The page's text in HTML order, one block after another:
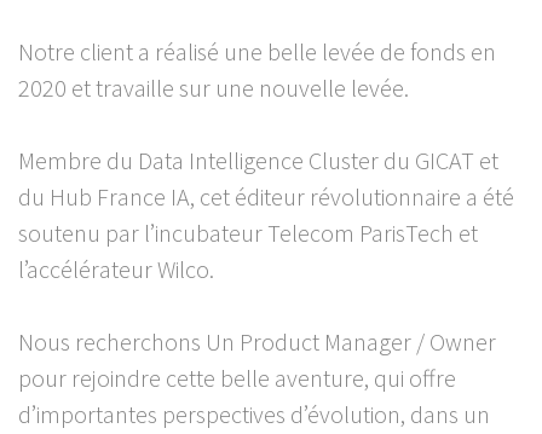
Notre client a réalisé une belle levée de fonds en
2020 et travaille sur une nouvelle levée.
Membre du Data Intelligence Cluster du GICAT et
du Hub France IA, cet éditeur révolutionnaire a été
soutenu par l’incubateur Telecom ParisTech et
l’accélérateur Wilco.
Nous recherchons Un Product Manager / Owner
pour rejoindre cette belle aventure, qui offre
d’importantes perspectives d’évolution, dans un